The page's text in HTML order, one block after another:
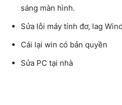
sáng màn hình.
Sửa lỗi máy tính đơ, lag
Cái lại win có bản quyền
Sửa PC tại nhà